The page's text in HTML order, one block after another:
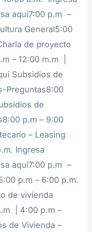
aquí7:00 p.m –
General5:00
de proyecto
– 12:00 m.m |
Subsidios de
Preguntas8:00
de
p.m – 9:00
– Leasing
Ingresa
aquí7:00 p.m –
p.m – 6:00 p.m.
de vivienda
| 4:00 p.m –
de Vivienda –